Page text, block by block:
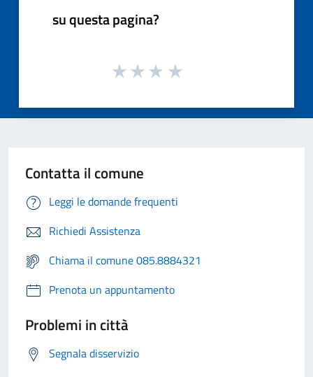
su questa pagina?
Contatta il comune
Leggi le domande frequenti
Richiedi Assistenza
Chiama il comune 085.8884321
Prenota un appuntamento
Problemi in città
Segnala disservizio